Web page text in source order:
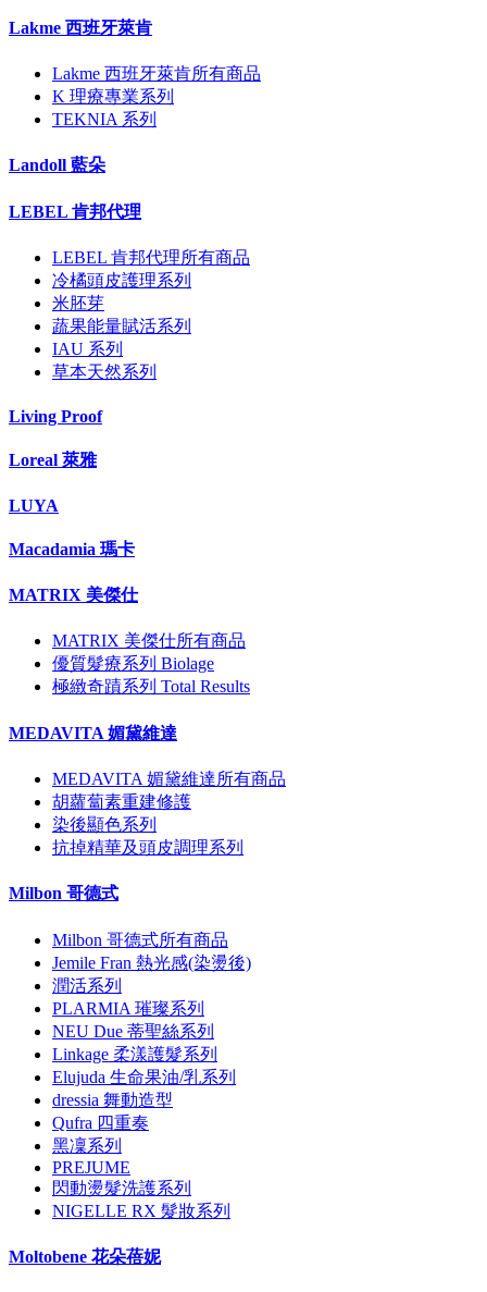
Lakme 西班牙萊肯
Lakme 西班牙萊肯所有商品
K 理療專業系列
TEKNIA 系列
Landoll 藍朵
LEBEL 肯邦代理
LEBEL 肯邦代理所有商品
冷橘頭皮護理系列
米胚芽
蔬果能量賦活系列
IAU 系列
草本天然系列
Living Proof
Loreal 萊雅
LUYA
Macadamia 瑪卡
MATRIX 美傑仕
MATRIX 美傑仕所有商品
優質髮療系列 Biolage
極緻奇蹟系列 Total Results
MEDAVITA 媚黛維達
MEDAVITA 媚黛維達所有商品
胡蘿蔔素重建修護
染後顯色系列
抗掉精華及頭皮調理系列
Milbon 哥德式
Milbon 哥德式所有商品
Jemile Fran 熱光感(染燙後)
潤活系列
PLARMIA 璀璨系列
NEU Due 蒂聖絲系列
Linkage 柔漾護髮系列
Elujuda 生命果油/乳系列
dressia 舞動造型
Qufra 四重奏
黑凜系列
PREJUME
閃動燙髮洗護系列
NIGELLE RX 髮妝系列
Moltobene 花朵蓓妮